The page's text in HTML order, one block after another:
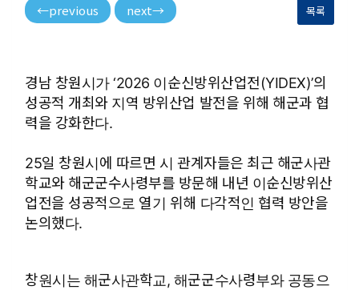
←previous next→ 목록
경남 창원시가 ‘2026 이순신방위산업전(YIDEX)’의
성공적 개최와 지역 방위산업 발전을 위해 해군과 협
력을 강화한다.
25일 창원시에 따르면 시 관계자들은 최근 해군사관
학교와 해군군수사령부를 방문해 내년 이순신방위산
업전을 성공적으로 열기 위해 다각적인 협력 방안을
논의했다.
창원시는 해군사관학교, 해군군수사령부와 공동으